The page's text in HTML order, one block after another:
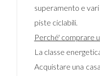
superamento e
piste ciclabili.
Perché' comprare
La classe
Acquistare una